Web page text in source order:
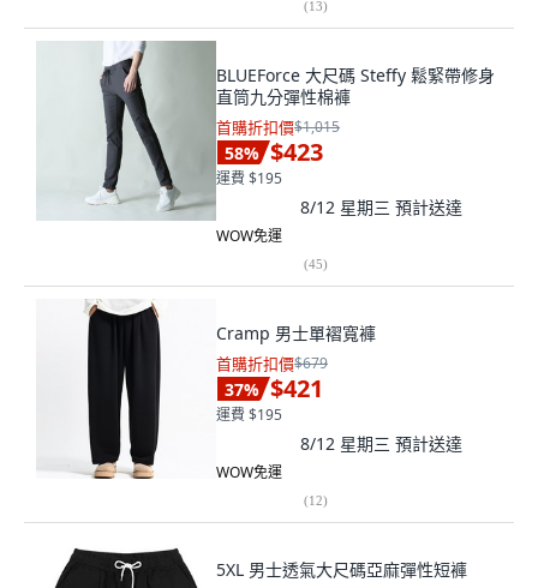
(13)
BLUEForce 大尺碼 Steffy 鬆緊帶修身
直筒九分彈性棉褲
首購折扣價$1,015
58% $423
運費 $195
8/12 星期三 預計送達
WOW免運
(45)
Cramp 男士單褶寬褲
首購折扣價$679
37% $421
運費 $195
8/12 星期三 預計送達
WOW免運
(12)
5XL 男士透氣大尺碼亞麻彈性短褲